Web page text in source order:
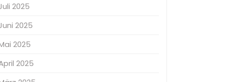
2025
2025
2025
2025